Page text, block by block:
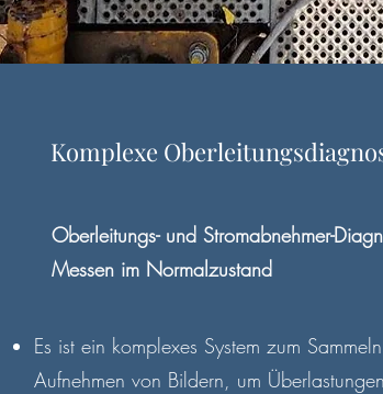
Komplexe
Oberleitungs- und Stromabnehmer-
Messen im Normalzustand
Es ist ein komplexes System zum
Aufnehmen von Bildern, um